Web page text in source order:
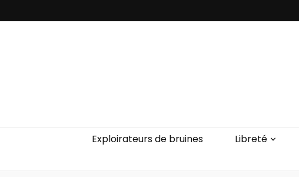
Exploirateurs de bruines Libreté